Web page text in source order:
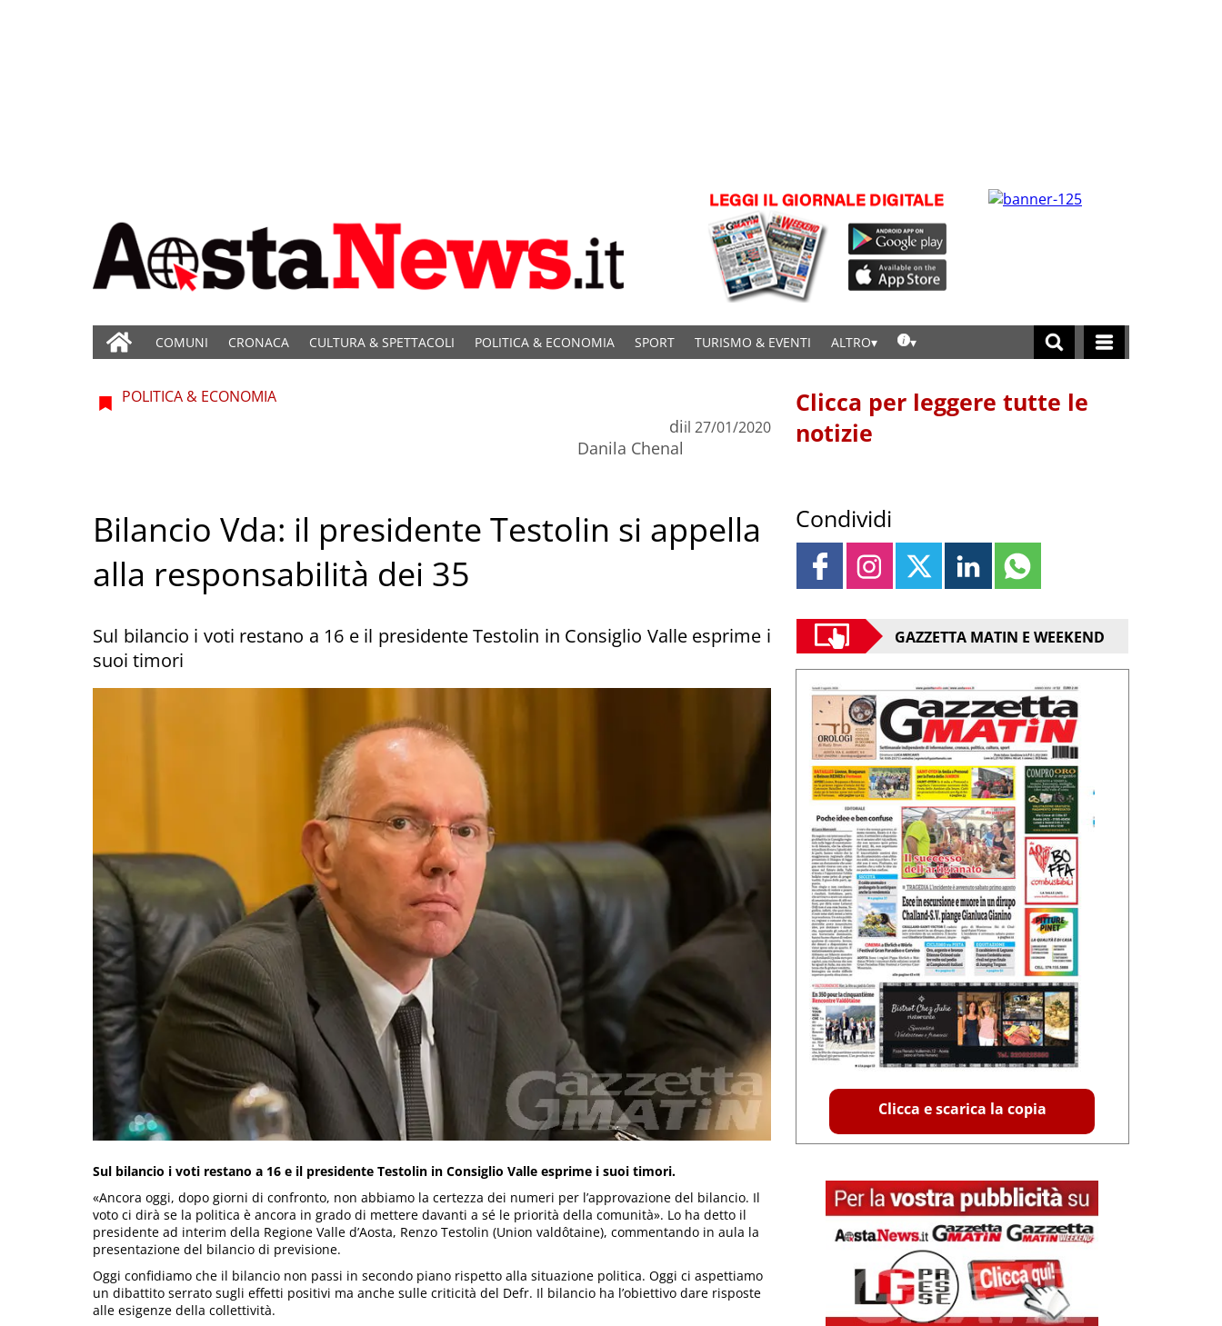
COMUNI CRONACA CULTURA & SPETTACOLI POLITICA & ECONOMIA SPORT TURISMO & EVENTI ALTRO
POLITICA & ECONOMIA
di
Danila Chenal
il 27/01/2020
Bilancio Vda: il presidente Testolin si appella
alla responsabilità dei 35
Sul bilancio i voti restano a 16 e il presidente Testolin in Consiglio Valle esprime i
suoi timori
Sul bilancio i voti restano a 16 e il presidente Testolin in Consiglio Valle esprime i suoi timori.
«Ancora oggi, dopo giorni di confronto, non abbiamo la certezza dei numeri per l’approvazione del bilancio. Il
voto ci dirà se la politica è ancora in grado di mettere davanti a sé le priorità della comunità». Lo ha detto il
presidente ad interim della Regione Valle d’Aosta, Renzo Testolin (Union valdôtaine), commentando in aula la
presentazione del bilancio di previsione.
Oggi confidiamo che il bilancio non passi in secondo piano rispetto alla situazione politica. Oggi ci aspettiamo
un dibattito serrato sugli effetti positivi ma anche sulle criticità del Defr. Il bilancio ha l’obiettivo dare risposte
alle esigenze della collettività.
Clicca per leggere tutte le
notizie
Condividi
GAZZETTA MATIN E WEEKEND
Clicca e scarica la copia